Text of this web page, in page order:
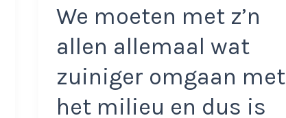
We moeten met z’n
allen allemaal wat
zuiniger omgaan met
het milieu en dus is